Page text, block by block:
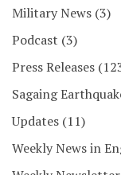
Military News (3)
Podcast (3)
Press Releases
Sagaing
Updates (11)
Weekly News in